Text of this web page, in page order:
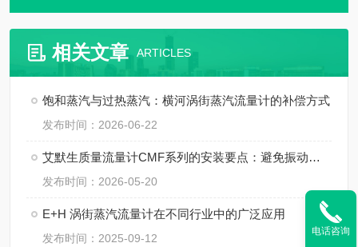
相关文章 ARTICLES
饱和蒸汽与过热蒸汽：横河涡街蒸汽流量计的补偿方式
发布时间：2026-06-22
艾默生质量流量计CMF系列的安装要点：避免振动、应力与两相流干扰
发布时间：2026-05-20
E+H 涡街蒸汽流量计在不同行业中的广泛应用
发布时间：2025-09-12
电话咨询